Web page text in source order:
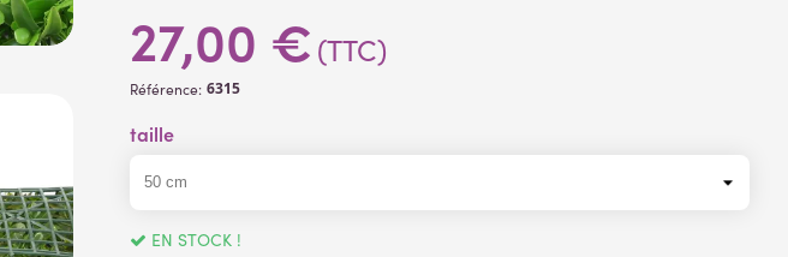
27,00 € (TTC)
Référence: 6315
taille
EN STOCK !